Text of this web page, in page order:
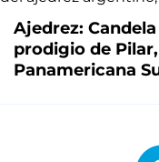
Ajedrez:
prodigio de
Panamericana